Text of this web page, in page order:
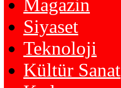
Magazin
Siyaset
Teknoloji
Kültür Sanat